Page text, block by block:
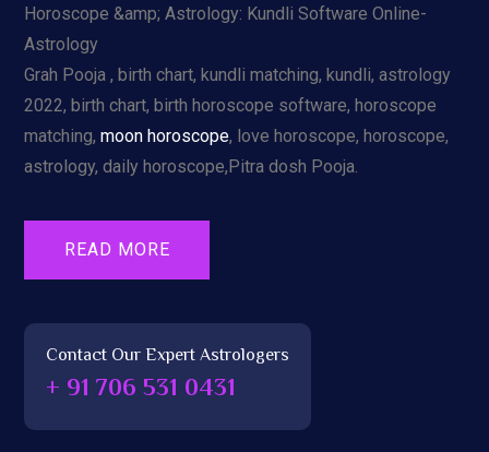
Horoscope &amp; Astrology: Kundli Software Online-
Astrology
Grah Pooja , birth chart, kundli matching, kundli, astrology
2022, birth chart, birth horoscope software, horoscope
matching, moon horoscope , love horoscope, horoscope,
astrology, daily horoscope,Pitra dosh Pooja.
READ MORE
Contact Our Expert Astrologers
+ 91 706 531 0431